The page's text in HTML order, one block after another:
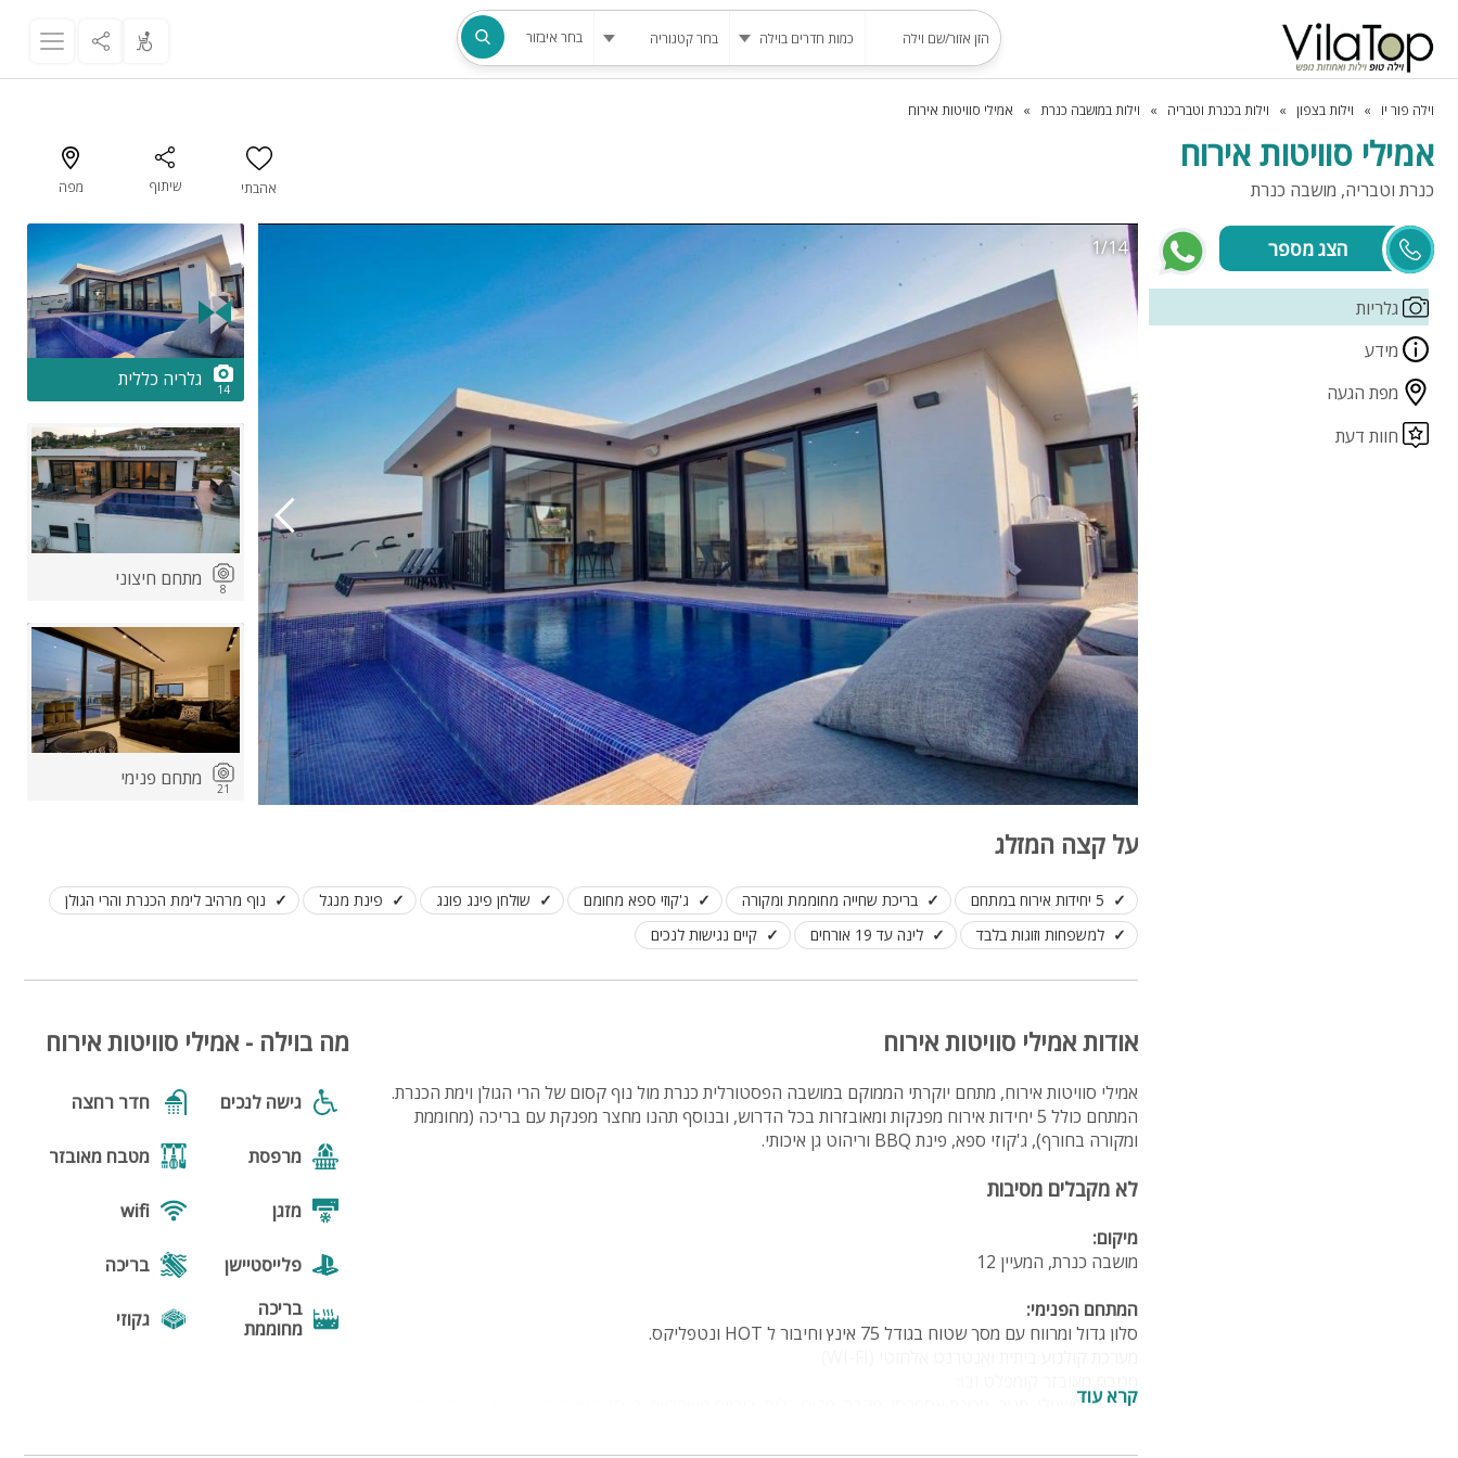
וילה פור יו וילות בצפון וילות בכנרת וטבריה וילות במושבה כנרת אמילי סוויטות אירוח
בחר איבזור
קריוקי
גקוזי
שולחן סנוקר
פלייסטיישן
Xbox
ארוחת בוקר
שולחן פוקר
מקרן
גישה לנכים
קבוצות גדולות
בריכה מקורה
מטבח
wifi
hot
נוף
אמילי סוויטות אירוח
כנרת וטבריה, מושבה כנרת אהבתי שיתוף מפה
גלריות
מידע
מפת הגעה
חוות דעת
1/14
2/14
14 גלריה כללית
8 מתחם חיצוני
21 מתחם פנימי
על קצה המזלג
5 יחידות אירוח במתחם בריכת שחייה מחוממת ומקורה ג'קוזי ספא מחומם שולחן פינג פונג פינת מנגל
נוף מרהיב לימת הכנרת והרי הגולן
למשפחות וזוגות בלבד
לינה עד 19 אורחים קיים נגישות לנכים
אודות אמילי סוויטות אירוח
אמילי סוויטות אירוח, מתחם יוקרתי הממוקם במושבה הפסטורלית כנרת מול נוף קסום של הרי הגולן וימת הכנרת.
המתחם כולל 5 יחידות אירוח מפנקות ומאובזרות בכל הדרוש, ובנוסף תהנו מחצר מפנקת עם בריכה (מחוממת
ומקורה בחורף), ג'קוזי ספא, פינת BBQ וריהוט גן איכותי.
לא מקבלים מסיבות
מיקום:
מושבה כנרת, המעיין 12
המתחם הפנימי:
סלון גדול ומרווח עם מסך שטוח בגודל 75 אינץ וחיבור ל HOT ונטפליקס.
קומקום חשמלי, תנור, מכונת אספרסו, מקרר, מדיח כלים, כיריים חשמליות, טוסטר אובן, מיניבר מים, מיקרוגל
קרא עוד
מה בוילה - אמילי סוויטות אירוח
גישה לנכים חדר רחצה
מרפסת מטבח מאובזר
מזגן wifi
פלייסטיישן
בריכה
בריכה
מחוממת
גקוזי